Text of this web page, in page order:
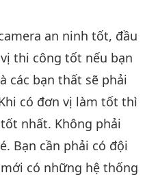
an ninh tốt, đầu
thi công tốt nếu bạn
các bạn thất sẽ phải
có đơn vị làm tốt thì
nhất. Không phải
Bạn cần phải có đội
có những hệ thống